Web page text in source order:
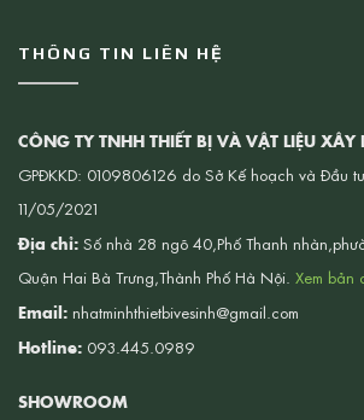
THÔNG TIN LIÊN HỆ
CÔNG TY TNHH THIẾT BỊ VÀ VẬT LIỆU
GPĐKKD: 0109806126 do Sở Kế hoạch và Đầu
11/05/2021
Địa chỉ: Số nhà 28 ngõ 40,Phố Thanh
Quận Hai Bà Trưng,Thành Phố Hà Nội. Xem bản
Email: nhatminhthietbivesinh@gmail.com
Hotline: 093.445.0989
SHOWROOM